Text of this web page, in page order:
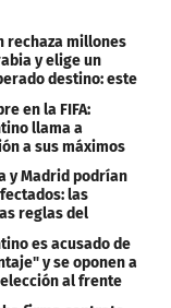
rechaza millones
y elige un
destino: este
su club
en la FIFA:
llama a
a sus máximos
y Madrid podrían
las
reglas del
en LaLiga
es acusado de
y se oponen a
al frente
FIFA